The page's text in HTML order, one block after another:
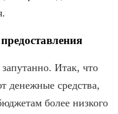
Итак, что
денежные средства,
более низкого